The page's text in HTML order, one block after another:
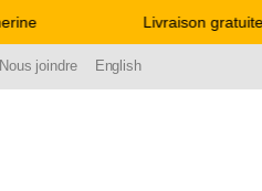
Livraison gratuite
Nous joindre English